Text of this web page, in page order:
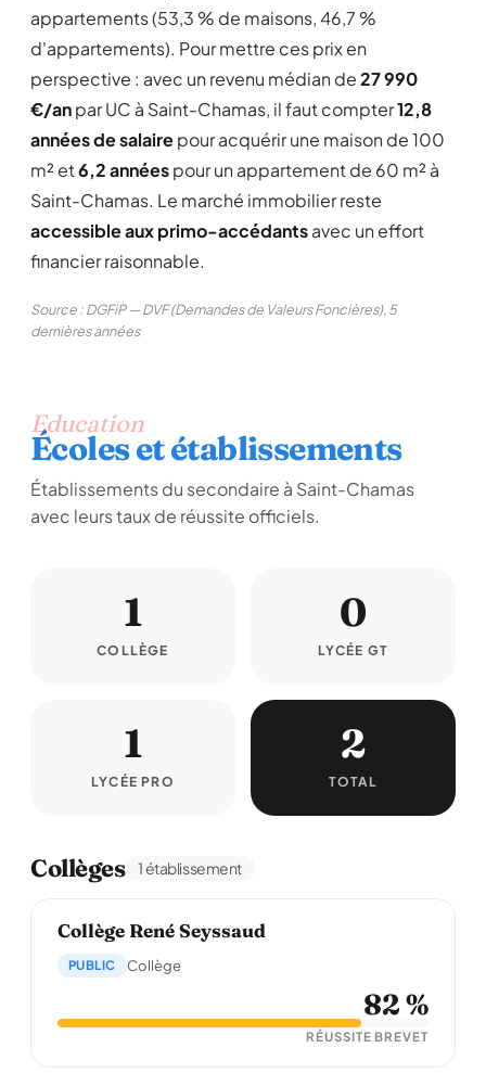
appartements (53,3 % de maisons, 46,7 %
d'appartements). Pour mettre ces prix en
perspective : avec un revenu médian de27 990
€/anpar UC à Saint-Chamas, il faut compter12,8
années de salairepour acquérir une maison de 100
m² et6,2 annéespour un appartement de 60 m² à
Saint-Chamas. Le marché immobilier reste
accessible aux primo-accédantsavec un effort
financier raisonnable.
Source : DGFiP — DVF (Demandes de Valeurs Foncières), 5
dernières années
Education
Écoles et établissements
Établissements du secondaire à Saint-Chamas
avec leurs taux de réussite officiels.
1
COLLÈGE
0
LYCÉE GT
1
LYCÉE PRO
2
TOTAL
Collèges 1 établissement
Collège René Seyssaud
PUBLIC Collège
82 %
RÉUSSITE BREVET